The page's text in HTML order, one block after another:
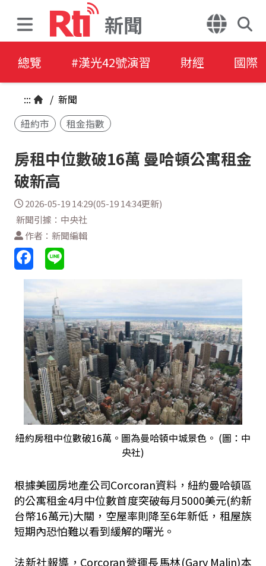
新聞
總覽 #漢光42號演習 財經 國際
::: / 新聞
紐約市
租金指數
房租中位數破16萬 曼哈頓公寓租金
破新高
2026-05-19 14:29(05-19 14:34更新)
新聞引據：中央社
作者：新聞編輯
紐約房租中位數破16萬。圖為曼哈頓中城景色。 (圖：中
央社)
根據美國房地產公司Corcoran資料，紐約曼哈頓區
的公寓租金4月中位數首度突破每月5000美元(約新
台幣16萬元)大關，空屋率則降至6年新低，租屋族
短期內恐怕難以看到緩解的曙光。
法新社報導，Corcoran營運長馬林(Gary Malin)本